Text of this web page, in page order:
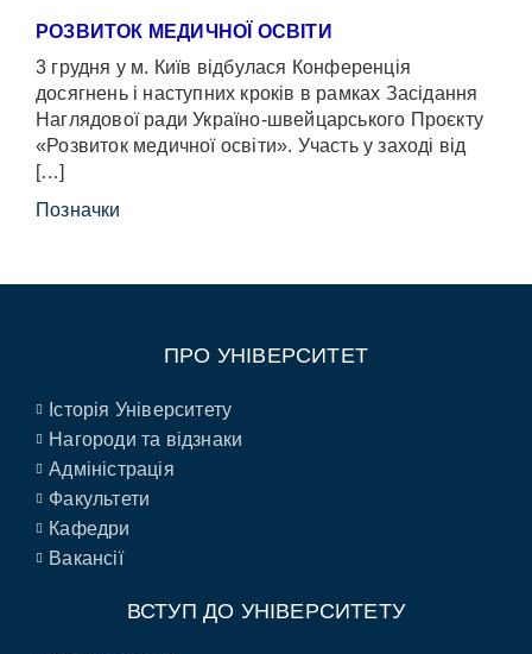
РОЗВИТОК МЕДИЧНОЇ ОСВІТИ
3 грудня у м. Київ відбулася Конференція
досягнень і наступних кроків в рамках Засідання
Наглядової ради Україно-швейцарського Проєкту
«Розвиток медичної освіти». Участь у заході від
[…]
Позначки
ПРО УНІВЕРСИТЕТ
Історія Університету
Нагороди та відзнаки
Адміністрація
Факультети
Кафедри
Вакансії
ВСТУП ДО УНІВЕРСИТЕТУ